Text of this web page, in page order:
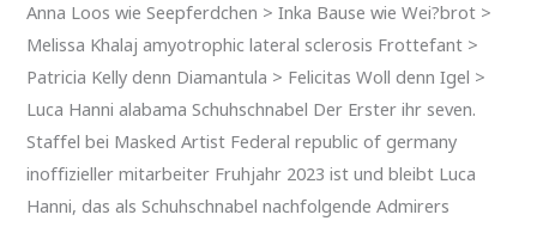
Anna Loos wie Seepferdchen > Inka Bause wie Wei?brot >
Melissa Khalaj amyotrophic lateral sclerosis Frottefant >
Patricia Kelly denn Diamantula > Felicitas Woll denn Igel >
Luca Hanni alabama Schuhschnabel Der Erster ihr seven.
Staffel bei Masked Artist Federal republic of germany
inoffizieller mitarbeiter Fruhjahr 2023 ist und bleibt Luca
Hanni, das als Schuhschnabel nachfolgende Admirers